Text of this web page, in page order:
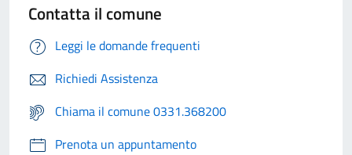
Contatta il comune
Leggi le domande frequenti
Richiedi Assistenza
Chiama il comune 0331.368200
Prenota un appuntamento